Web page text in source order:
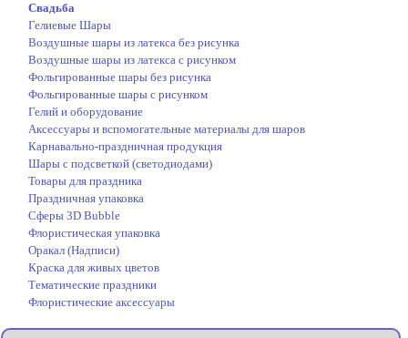
Свадьба
Гелиевые Шары
Воздушные шары из латекса без рисунка
Воздушные шары из латекса с рисунком
Фольгированные шары без рисунка
Фольгированные шары с рисунком
Гелий и оборудование
Аксессуары и вспомогательные материалы для шаров
Карнавально-праздничная продукция
Шары с подсветкой (светодиодами)
Товары для праздника
Праздничная упаковка
Сферы 3D Bubble
Флористическая упаковка
Оракал (Надписи)
Краска для живых цветов
Тематические праздники
Флористические аксессуары